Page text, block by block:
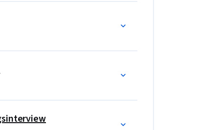
Python-Anwendung, um eine MySQL-
programmieren.
Datenbanklösung für eine Anwendung zu